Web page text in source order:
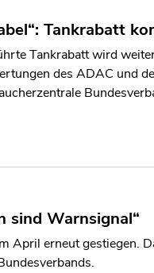
Tankrabatt
Tankrabatt wird
des ADAC und
sind Warnsignal“
April erneut gestiegen.